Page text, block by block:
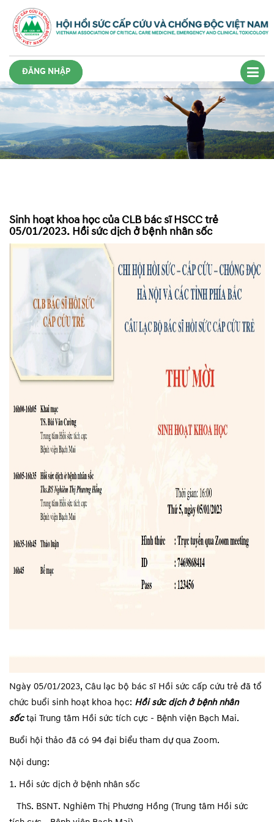
ĐĂNG NHẬP
Sinh hoạt khoa học của CLB bác sĩ HSCC trẻ
05/01/2023. Hồi sức dịch ở bệnh nhân sốc
Ngày 05/01/2023, Câu lạc bộ bác sĩ Hồi sức cấp cứu trẻ đã tổ
chức buổi sinh hoạt khoa học: Hồi sức dịch ở bệnh nhân
sốctại Trung tâm Hồi sức tích cực - Bệnh viện Bạch Mai.
Buổi hội thảo đã có 94 đại biểu tham dự qua Zoom.
Nội dung:
1. Hồi sức dịch ở bệnh nhân sốc
ThS. BSNT. Nghiêm Thị Phương Hồng (Trung tâm Hồi sức